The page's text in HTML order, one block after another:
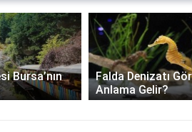
Ne
Muhabbet Kuşu
Nasıl Geçer?
Çözümleri